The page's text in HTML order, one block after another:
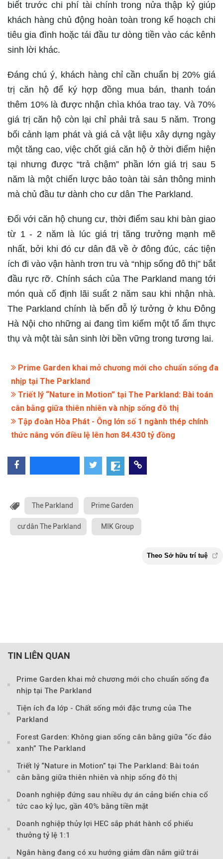
biết trước chi phí tài chính trong nửa thập kỷ giúp
khách hàng chủ động hoàn toàn trong kế hoạch chi
tiêu gia đình hoặc tái đầu tư dòng tiền vào các kênh
sinh lời khác.
Đáng chú ý, khách hàng chỉ cần chuẩn bị 20% giá
trị căn hộ để ký hợp đồng mua bán, thanh toán
thêm 10% là được nhận chìa khóa trao tay. Và 70%
giá trị căn hộ còn lại chỉ phải trả sau 5 năm. Trong
bối cảnh lạm phát và giá cả vật liệu xây dựng ngày
một tăng cao, việc chốt giá căn hộ ở thời điểm hiện
tại nhưng được “trả chậm” phần lớn giá trị sau 5
năm là một chiến lược bảo toàn tài sản thông minh
mà chủ đầu tư dành cho cư dân The Parkland.
Đối với căn hộ chung cư, thời điểm sau khi bàn giao
từ 1 - 2 năm là lúc giá trị tăng trưởng mạnh mẽ
nhất, bởi khi đó cư dân đã về ở đông đúc, các tiện
ích đi vào vận hành trơn tru và “nhịp sống đô thị” bắt
đầu rực rỡ. Chính sách của The Parkland mang tới
món quà cố định lãi suất 2 năm sau khi nhận nhà.
The Parkland chính là bến đỗ lý tưởng ở khu Đông
Hà Nội cho những ai đang tìm kiếm một tổ ấm thực
thụ và một tài sản sinh lời bền vững trong tương lai.
Prime Garden khai mở chương mới cho chuẩn sống đa
nhịp tại The Parkland
Triết lý “Nature in Motion” tại The Parkland: Bài toán
cân bằng giữa thiên nhiên và nhịp sống đô thị
Tập đoàn Hòa Phát - Ông lớn số 1 ngành thép chính
thức nâng vốn điều lệ lên hơn 84.430 tỷ đồng
The Parkland Prime Garden
cư dân The Parkland MIK Group
TIN LIÊN QUAN
Prime Garden khai mở chương mới cho chuẩn sống đa
nhịp tại The Parkland
Tiện ích đa lớp - Chất sống mới đặc trưng của The
Parkland
Forest Garden: Không gian sống cân bằng giữa “ốc đảo
xanh” The Parkland
Triết lý “Nature in Motion” tại The Parkland: Bài toán
cân bằng giữa thiên nhiên và nhịp sống đô thị
Doanh nghiệp đứng sau nhiều dự án cảng biển chia cổ
tức cao kỷ lục, gần 40% bằng tiền mặt
Doanh nghiệp thủy lợi HEC sắp phát hành cổ phiếu
thưởng tỷ lệ 1:1
Ngân hàng đang có xu hướng giảm dần nắm giữ trái